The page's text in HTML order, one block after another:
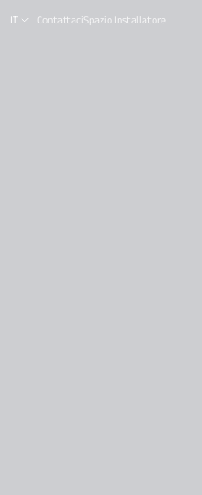
IT ContattaciSpazio Installatore